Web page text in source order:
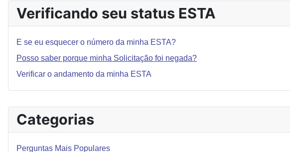
Categorias
Perguntas Mais Populares
Verificando seu status ESTA
E se eu esquecer o número da minha ESTA?
Posso saber porque minha Solicitação foi negada?
Verificar o andamento da minha ESTA